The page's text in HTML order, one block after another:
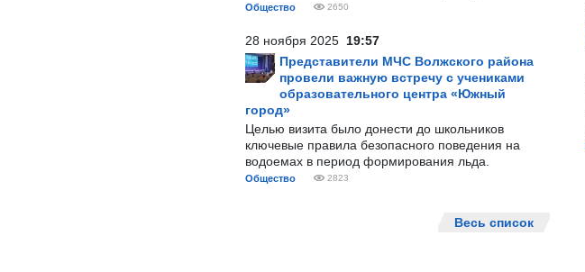
Общество 2650
28 ноября 2025 19:57
Представители МЧС Волжского района
провели важную встречу с учениками
образовательного центра «Южный
город»
Целью визита было донести до школьников
ключевые правила безопасного поведения на
водоемах в период формирования льда.
Общество 2823
Весь список